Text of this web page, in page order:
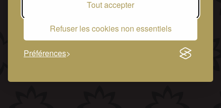
Tout accepter
Refuser les cookies non essentiels
Préférences